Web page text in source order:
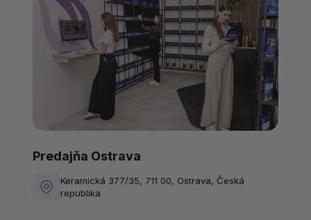
Predajňa Ostrava
Keramická 377/35, 711 00, Ostrava, Česká
republika